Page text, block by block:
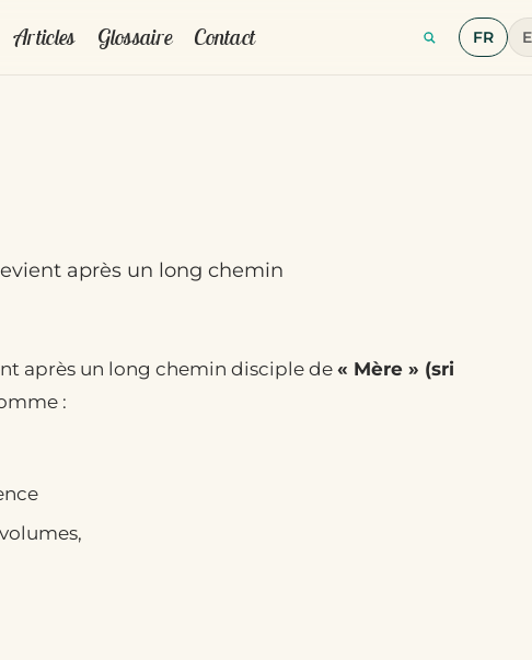
Articles Glossaire Contact FR
après un long chemin
après un long chemin disciple de « Mère » (sri
: